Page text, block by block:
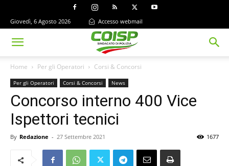
Giovedì, 6 Agosto 2026 Accesso webmail
Home Per gli Operatori Corsi & Concorsi
Per gli Operatori Corsi & Concorsi News
Concorso interno 400 Vice
Ispettori tecnici
By Redazione - 27 Settembre 2021 1677